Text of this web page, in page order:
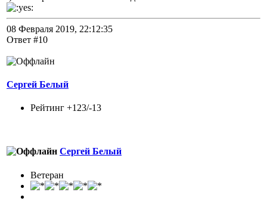
08 Февраля 2019, 22:12:35
Ответ #10
Сергей Белый
Рейтинг +123/-13
Сергей Белый
Ветеран